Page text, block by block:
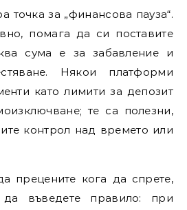
точка за „финансова пауза“.
помага да си поставите
сума е за забавление и
Някои платформи
като лимити за депозит
те са полезни,
контрол над времето или
прецените кога да спрете,
да въведете правило: при